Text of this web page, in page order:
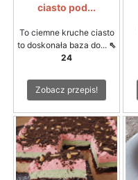
ciasto pod...
To ciemne kruche ciasto
to doskonała baza do... ⇖
24
Zobacz przepis!